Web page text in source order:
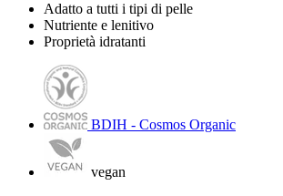
Adatto a tutti i tipi di pelle
Nutriente e lenitivo
Proprietà idratanti
BDIH - Cosmos Organic
vegan